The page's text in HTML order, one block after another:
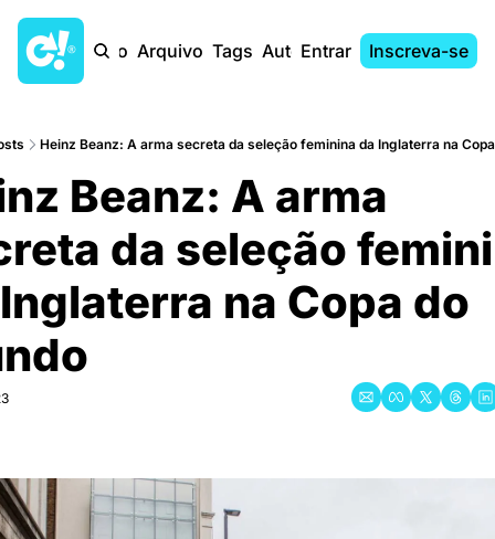
Início Arquivo Tags AutoresEntrar Inscreva-se
Heinz Beanz: A arma secreta da seleção feminina da Inglaterra na
Beanz: A arma
da seleção
na Copa do